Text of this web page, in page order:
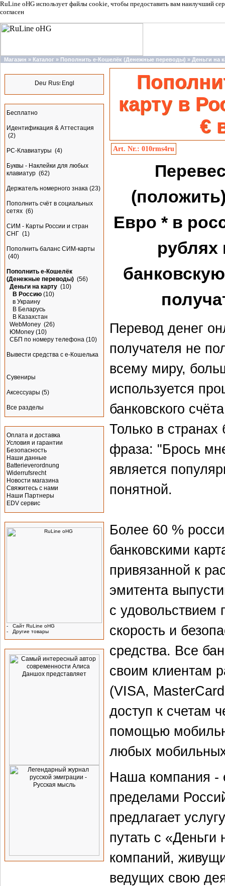
RuLine oHG использует файлы cookie, чтобы предоставить вам наилучший
согласен
Магазин » Каталог » Пополнить e-Кошелёк (Денежные переводы) » Деньги на
Бесплатно
Идентификация & Аттестация
(2)
PC-Клавиатуры (4)
Буквы - Наклейки для любых
клавиатур (62)
Держатель номерного знака (23)
Пополнить счёт в социальных
сетях (6)
СИМ - Карты России и стран
СНГ (1)
Пополнить баланс СИМ-карты
(40)
Пополнить e-Кошелёк
(Денежные переводы) (56)
Деньги на карту (10)
В Россию (10)
в Украину
В Беларусь
В Казахстан
WebMoney (26)
ЮMoney (10)
СБП по номеру телефона (10)
Вывести средства с е-Кошелька
Сувениры
Аксессуары (5)
Все разделы
Оплата и доставка
Условия и гарантии
Безопасность
Наши данные
Batterieverordnung
Widerrufsrecht
Новости магазина
Свяжитесь с нами
Наши Партнеры
EDV сервис
-
Сайт RuLine oHG
-
Другие товары
карту в
€
Art. Nr.: 010rms4ru
Евро * в
рублях
Перевод денег
получателя не
всему миру,
используется
банковского
Только в
фраза: "Брось
является
понятной.
Более 60 %
банковскими
привязанной к
эмитента
с удовольствием
скорость и
средства. Все
своим клиентам
(VISA,
доступ к счетам
помощью
любых
Наша компания -
пределами
предлагает
путать с «Деньги
компаний,
ведущих свою